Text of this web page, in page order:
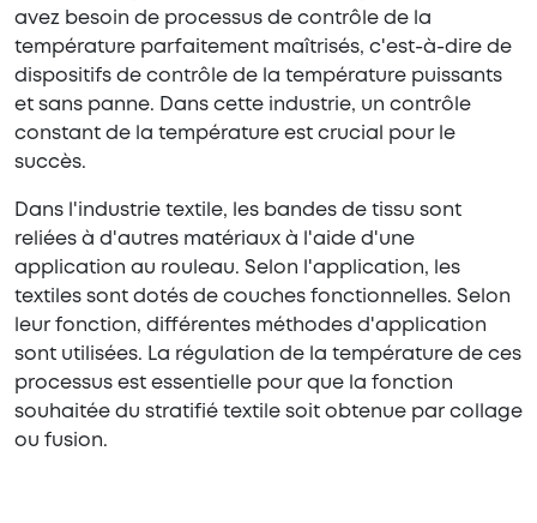
avez besoin de processus de contrôle de la
température parfaitement maîtrisés, c'est-à-dire de
dispositifs de contrôle de la température puissants
et sans panne. Dans cette industrie, un contrôle
constant de la température est crucial pour le
succès.
Dans l'industrie textile, les bandes de tissu sont
reliées à d'autres matériaux à l'aide d'une
application au rouleau. Selon l'application, les
textiles sont dotés de couches fonctionnelles. Selon
leur fonction, différentes méthodes d'application
sont utilisées. La régulation de la température de ces
processus est essentielle pour que la fonction
souhaitée du stratifié textile soit obtenue par collage
ou fusion.